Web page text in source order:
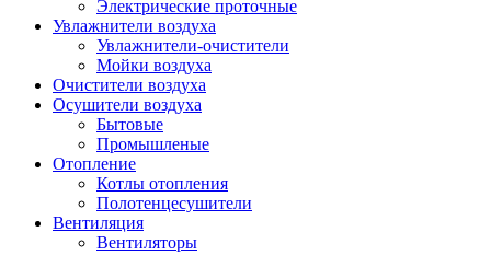
Электрические проточные
Увлажнители воздуха
Увлажнители-очистители
Мойки воздуха
Очистители воздуха
Осушители воздуха
Бытовые
Промышленые
Отопление
Котлы отопления
Полотенцесушители
Вентиляция
Вентиляторы